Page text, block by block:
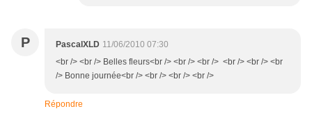
P PascalXLD 11/06/2010 07:30
<br /> <br /> Belles fleurs<br /> <br /> <br /> <br /> <br /> <br
/> Bonne journée<br /> <br /> <br /> <br />
Répondre